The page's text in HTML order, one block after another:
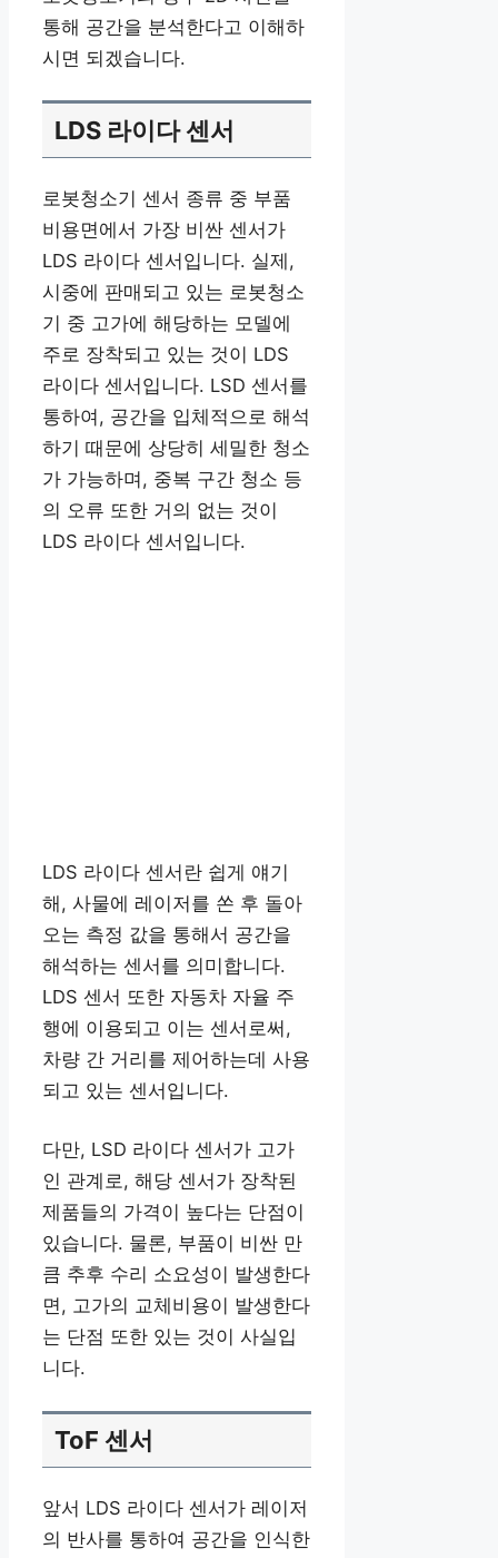
통해 공간을 분석한다고 이해하
시면 되겠습니다.
LDS 라이다 센서
로봇청소기 센서 종류 중 부품
비용면에서 가장 비싼 센서가
LDS 라이다 센서입니다. 실제,
시중에 판매되고 있는 로봇청소
기 중 고가에 해당하는 모델에
주로 장착되고 있는 것이 LDS
라이다 센서입니다. LSD 센서를
통하여, 공간을 입체적으로 해석
하기 때문에 상당히 세밀한 청소
가 가능하며, 중복 구간 청소 등
의 오류 또한 거의 없는 것이
LDS 라이다 센서입니다.
LDS 라이다 센서란 쉽게 얘기
해, 사물에 레이저를 쏜 후 돌아
오는 측정 값을 통해서 공간을
해석하는 센서를 의미합니다.
LDS 센서 또한 자동차 자율 주
행에 이용되고 이는 센서로써,
차량 간 거리를 제어하는데 사용
되고 있는 센서입니다.
다만, LSD 라이다 센서가 고가
인 관계로, 해당 센서가 장착된
제품들의 가격이 높다는 단점이
있습니다. 물론, 부품이 비싼 만
큼 추후 수리 소요성이 발생한다
면, 고가의 교체비용이 발생한다
는 단점 또한 있는 것이 사실입
니다.
ToF 센서
앞서 LDS 라이다 센서가 레이저
의 반사를 통하여 공간을 인식한